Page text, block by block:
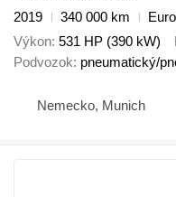
2019
340 000 km
Výkon 531 HP (390 kW)
Podvozok pneumatický/
Nemecko, Munich